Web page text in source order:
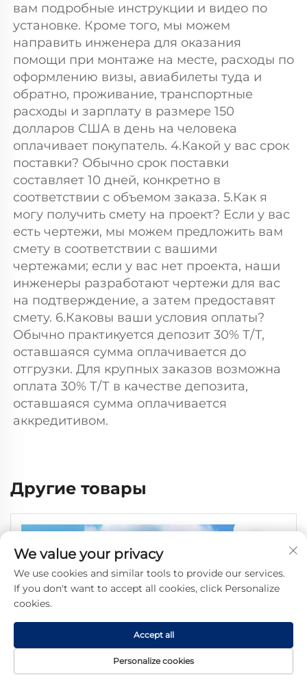
вам подробные инструкции и видео по
установке. Кроме того, мы можем
направить инженера для оказания
помощи при монтаже на месте, расходы по
оформлению визы, авиабилеты туда и
обратно, проживание, транспортные
расходы и зарплату в размере 150
долларов США в день на человека
оплачивает покупатель. 4.Какой у вас срок
поставки? Обычно срок поставки
составляет 10 дней, конкретно в
соответствии с объемом заказа. 5.Как я
могу получить смету на проект? Если у вас
есть чертежи, мы можем предложить вам
смету в соответствии с вашими
чертежами; если у вас нет проекта, наши
инженеры разработают чертежи для вас
на подтверждение, а затем предоставят
смету. 6.Каковы ваши условия оплаты?
Обычно практикуется депозит 30% Т/Т,
оставшаяся сумма оплачивается до
отгрузки. Для крупных заказов возможна
оплата 30% Т/Т в качестве депозита,
оставшаяся сумма оплачивается
аккредитивом.
Другие товары
We value your privacy
We use cookies and similar tools to provide our services.
If you don't want to accept all cookies, click Personalize
cookies.
Personalize cookies
Accept all